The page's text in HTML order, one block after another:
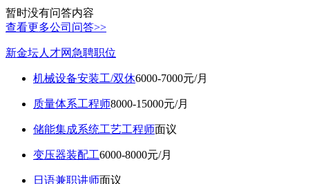
暂时没有问答内容
查看更多公司问答>>
新金坛人才网急聘职位
机械设备安装工/双休6000-7000元/月
质量体系工程师8000-15000元/月
储能集成系统工艺工程师面议
变压器装配工6000-8000元/月
日语兼职讲师面议